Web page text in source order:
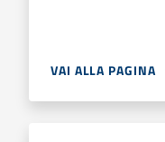
VAI ALLA PAGINA